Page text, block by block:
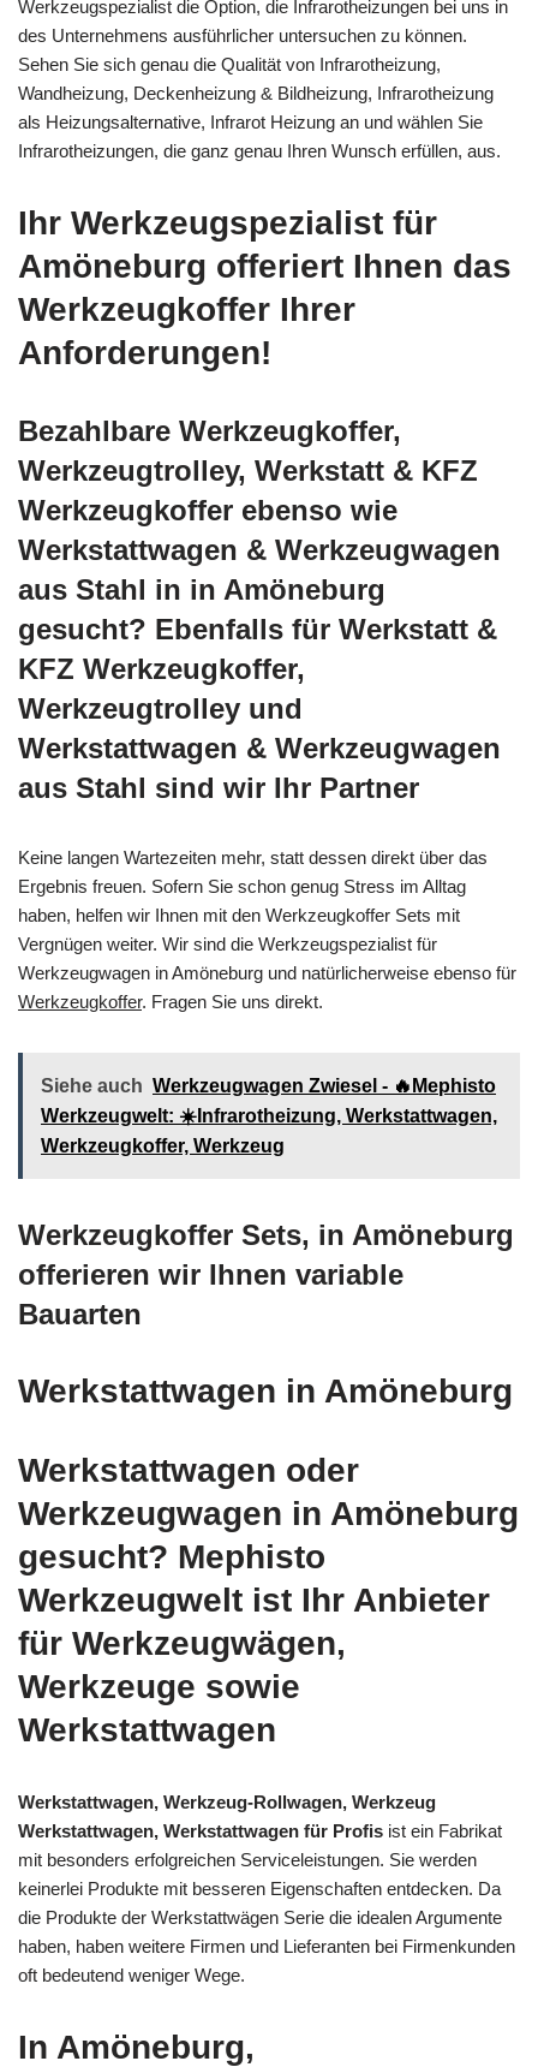
Werkzeugspezialist die Option, die Infrarotheizungen bei uns in
des Unternehmens ausführlicher untersuchen zu können.
Sehen Sie sich genau die Qualität von Infrarotheizung,
Wandheizung, Deckenheizung & Bildheizung, Infrarotheizung
als Heizungsalternative, Infrarot Heizung an und wählen Sie
Infrarotheizungen, die ganz genau Ihren Wunsch erfüllen, aus.
Ihr Werkzeugspezialist für
Amöneburg offeriert Ihnen das
Werkzeugkoffer Ihrer
Anforderungen!
Bezahlbare Werkzeugkoffer,
Werkzeugtrolley, Werkstatt & KFZ
Werkzeugkoffer ebenso wie
Werkstattwagen & Werkzeugwagen
aus Stahl in in Amöneburg
gesucht? Ebenfalls für Werkstatt &
KFZ Werkzeugkoffer,
Werkzeugtrolley und
Werkstattwagen & Werkzeugwagen
aus Stahl sind wir Ihr Partner
Keine langen Wartezeiten mehr, statt dessen direkt über das
Ergebnis freuen. Sofern Sie schon genug Stress im Alltag
haben, helfen wir Ihnen mit den Werkzeugkoffer Sets mit
Vergnügen weiter. Wir sind die Werkzeugspezialist für
Werkzeugwagen in Amöneburg und natürlicherweise ebenso für
Werkzeugkoffer. Fragen Sie uns direkt.
Siehe auch Werkzeugwagen Zwiesel - 🔥Mephisto
Werkzeugwelt: ☀️Infrarotheizung, Werkstattwagen,
Werkzeugkoffer, Werkzeug
Werkzeugkoffer Sets, in Amöneburg
offerieren wir Ihnen variable
Bauarten
Werkstattwagen in Amöneburg
Werkstattwagen oder
Werkzeugwagen in Amöneburg
gesucht? Mephisto
Werkzeugwelt ist Ihr Anbieter
für Werkzeugwägen,
Werkzeuge sowie
Werkstattwagen
Werkstattwagen, Werkzeug-Rollwagen, Werkzeug
Werkstattwagen, Werkstattwagen für Profis ist ein Fabrikat
mit besonders erfolgreichen Serviceleistungen. Sie werden
keinerlei Produkte mit besseren Eigenschaften entdecken. Da
die Produkte der Werkstattwägen Serie die idealen Argumente
haben, haben weitere Firmen und Lieferanten bei Firmenkunden
oft bedeutend weniger Wege.
In Amöneburg,